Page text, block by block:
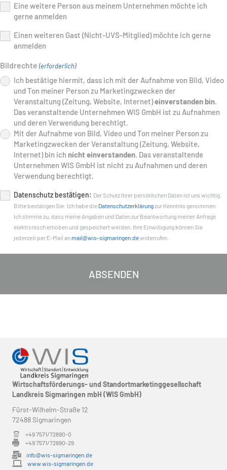
Eine
weitere
Person
aus
Unternehmen
möchte
ich
gerne
anmelden:
Eine weitere Person aus meinem Unternehmen möchte ich
gerne anmelden
Einen
weiteren
(Nicht-
UVS-
Mitglied)
möchte
gerne
anmelden:
Einen weiteren Gast (Nicht-UVS-Mitglied) möchte ich gerne
anmelden
Bildrechte (erforderlich)
Ich bestätige hiermit, dass ich mit der Aufnahme von Bild, Video
und Ton meiner Person zu Marketingzwecken der
Veranstaltung (Zeitung, Website, Internet)einverstanden bin.
Das veranstaltende Unternehmen WIS GmbH ist zu Aufnahmen
und deren Verwendung berechtigt.
Mit der Aufnahme von Bild, Video und Ton meiner Person zu
Marketingzwecken der Veranstaltung (Zeitung, Website,
Internet) bin ich nicht einverstanden. Das veranstaltende
Unternehmen WIS GmbH ist nicht zu Aufnahmen und deren
Verwendung berechtigt.
Datenschutz
(erforderlich)
Datenschutz bestätigen: Der Schutz Ihrer persönlichen Daten ist uns wichtig.
Bitte bestätigen Sie: Ich habe die Datenschutzerklärungzur Kenntnis genommen.
Ich stimme zu, dass meine Angaben und Daten zur Beantwortung meiner Anfrage
elektronisch erhoben und gespeichert werden. Ihre Einwilligung können Sie
jederzeit per E-Mail an mail@wis-sigmaringen.dewiderrufen.
Wirtschaftsförderungs- und Standortmarketinggesellschaft
Landkreis Sigmaringen mbH (WIS GmbH)
Fürst-Wilhelm-Straße 12
72488 Sigmaringen
+49 7571/72890-0
+49 7571/72890-29
info@wis-sigmaringen.de
www.wis-sigmaringen.de